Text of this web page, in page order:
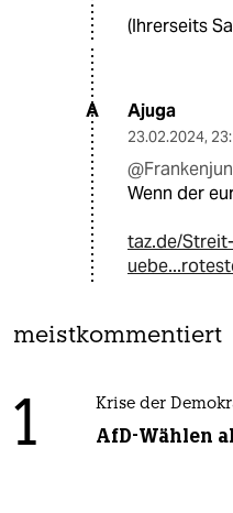
(Ihrerseits
A Ajuga
23.02.2024,
Wenn der
taz.de/Streit-
meistkommentiert
1 Krise der
AfD-Wählen